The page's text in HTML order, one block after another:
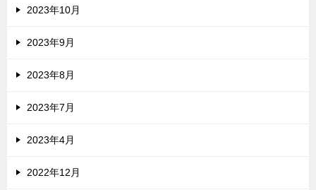
2023年10月
2023年9月
2023年8月
2023年7月
2023年4月
2022年12月